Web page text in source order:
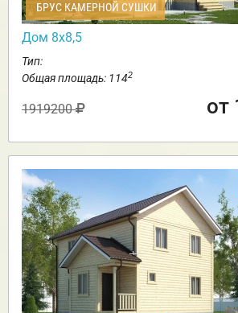
БРУС КАМЕРНОЙ СУШКИ
Дом 8х8,5
Тип:
Общая площадь: 1142
1919200 от